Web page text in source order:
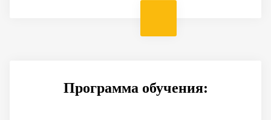
Программа обучения: